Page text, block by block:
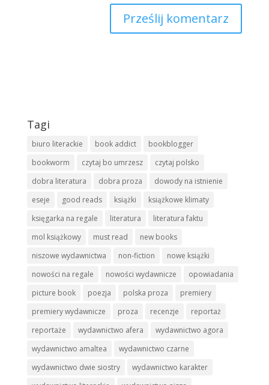
Tagi
biuro literackie book addict
bookblogger
bookworm
czytaj bo umrzesz
czytaj polsko
dobra literatura
dobra proza
dowody na istnienie
eseje
good reads książki
książkowe klimaty
księgarka na regale
literatura
literatura faktu
mol książkowy
must read
new books
niszowe wydawnictwa
non-fiction
nowe książki
nowości na regale
nowości wydawnicze
opowiadania
picture book
poezja polska proza
premiery
premiery wydawnicze
proza recenzje
reportaż
reportaże
wydawnictwo afera
wydawnictwo agora
wydawnictwo amaltea
wydawnictwo czarne
wydawnictwo dwie siostry
wydawnictwo karakter